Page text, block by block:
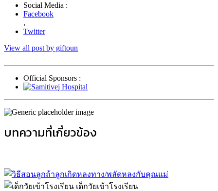
Social Media :
Facebook
,
Twitter
View all post by giftoun
Official Sponsors :
บทความที่เกี่ยวข้อง
เด็กวัยเข้าโรงเรียน